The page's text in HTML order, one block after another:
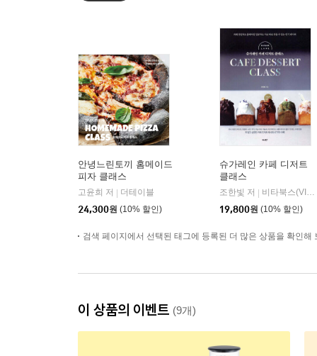
안녕느린토끼 홈메이드
피자 클래스
고윤희 저
더테이블
24,300원 (10% 할인)
슈가레인 카페 디저트
클래스
조한빛 저
비타북스(VITABOOKS)
19,800원 (10% 할인)
검색 페이지에서 선택된 태그에 등록된 더 많은 상품을 확인해
이 상품의 이벤트 (9개)